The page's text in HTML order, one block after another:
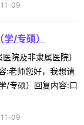
09
/专硕）
院及非隶属医院）
老师您好，我想请
/专硕）回复内容:口
09